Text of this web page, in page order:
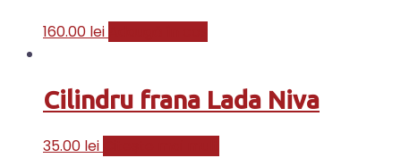
160.00 lei
Cilindru frana Lada Niva
35.00 lei